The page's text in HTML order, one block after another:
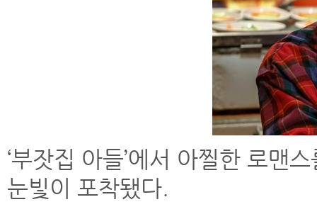
‘부잣집 아들’에서 아찔한 로맨
눈빛이 포착됐다.